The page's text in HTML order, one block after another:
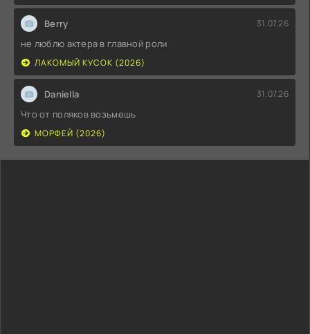
Berry 31.07.26
не люблю актера в главной роли
ЛАКОМЫЙ КУСОК (2026)
Daniella 31.07.26
Что от поляков возьмешь
МОРФЕЙ (2026)